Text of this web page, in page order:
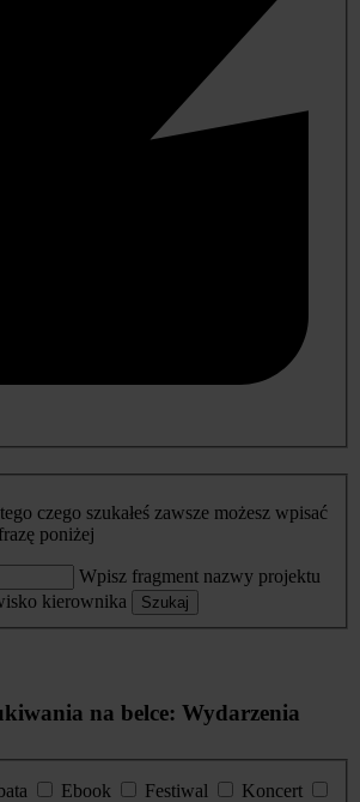
czego szukałeś zawsze możesz wpisać
poniżej
Wpisz fragment nazwy projektu
kierownika
Szukaj
na belce: Wydarzenia
Ebook Festiwal
Koncert